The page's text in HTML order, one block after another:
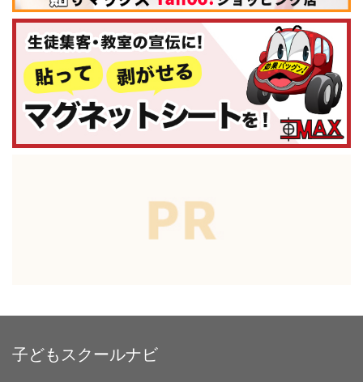
子どもスクールナビ